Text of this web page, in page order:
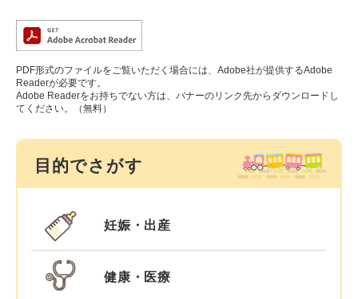
PDF形式のファイルをご覧いただく場合には、Adobe社が提供するAdobe
Readerが必要です。
Adobe Readerをお持ちでない方は、バナーのリンク先からダウンロードし
てください。（無料）
目的でさがす
妊娠・出産
健康・医療